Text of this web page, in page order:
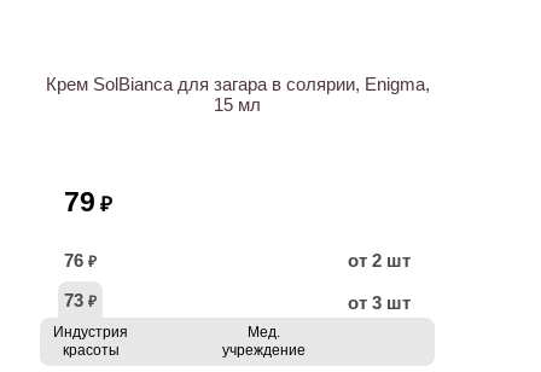
Крем SolBianca для загара в солярии, Enigma,
15 мл
79 ₽
76 ₽
от 2 шт
73 ₽ от 3 шт
Индустрия
красоты
Мед.
учреждение